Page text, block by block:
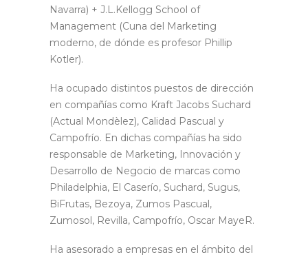
Navarra) + J.L.Kellogg School of
Management (Cuna del Marketing
moderno, de dónde es profesor Phillip
Kotler).
Ha ocupado distintos puestos de dirección
en compañías como Kraft Jacobs Suchard
(Actual Mondèlez), Calidad Pascual y
Campofrío. En dichas compañías ha sido
responsable de Marketing, Innovación y
Desarrollo de Negocio de marcas como
Philadelphia, El Caserío, Suchard, Sugus,
BiFrutas, Bezoya, Zumos Pascual,
Zumosol, Revilla, Campofrío, Oscar MayeR.
Ha asesorado a empresas en el ámbito del